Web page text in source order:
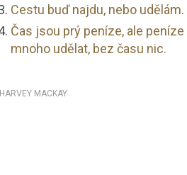
Cestu buď najdu, nebo udělám.
Čas jsou prý peníze, ale
mnoho udělat, bez času nic.
HARVEY MACKAY